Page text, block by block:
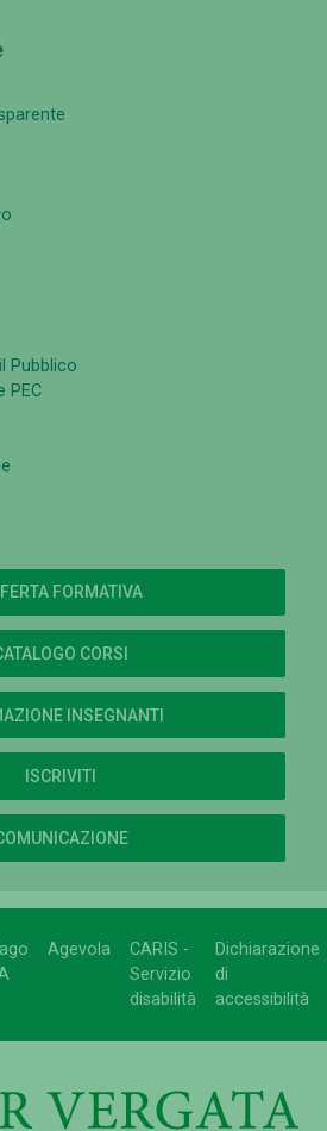
Pubblico
PEC
FORMATIVA
CORSI
INSEGNANTI
ISCRIVITI
Agevola
CARIS -
Servizio
disabilità
Dichiarazione
di
accessibilità